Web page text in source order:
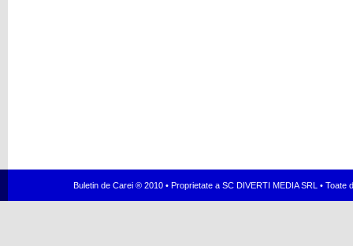
Buletin de Carei ® 2010 • Proprietate a SC DIVERTI MEDIA SRL •